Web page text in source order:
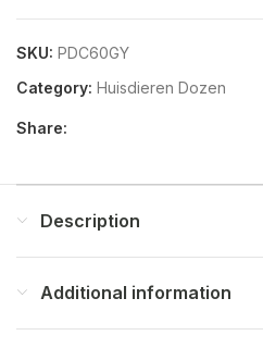
SKU: PDC60GY
Category: Huisdieren Dozen
Share:
Description
Additional information